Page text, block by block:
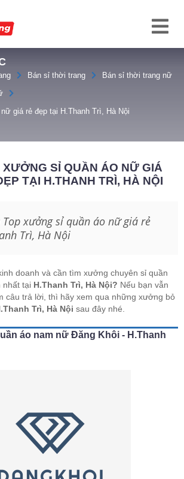
Bán sỉ thời trang
Bán sỉ thời trang nữ
giá rẻ đẹp tại H.Thanh Trì, Hà Nội
XƯỞNG SỈ QUẦN ÁO NỮ GIÁ
TẠI H.THANH TRÌ, HÀ NỘI
Top xưởng sỉ quần áo nữ giá rẻ
Trì, Hà Nội
doanh và cần tìm xưởng chuyên sỉ quần
nhất tại H.Thanh Trì, Hà Nội? Nếu bạn vẫn
câu trả lời, thì hãy xem qua những xưởng bỏ
Trì, Hà Nội sau đây nhé.
áo nam nữ Đăng Khôi - H.Thanh